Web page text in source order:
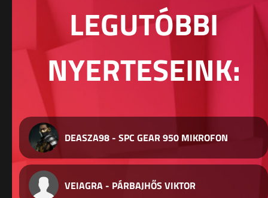
LEGUTÓBBI
NYERTESEINK:
DEASZA98 - SPC GEAR 950 MIKROFON
VEIAGRA - PÁRBAJHŐS VIKTOR